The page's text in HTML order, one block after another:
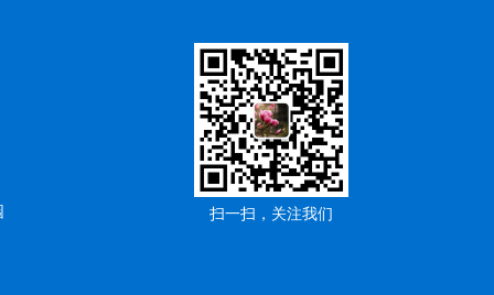
扫一扫，关注我们